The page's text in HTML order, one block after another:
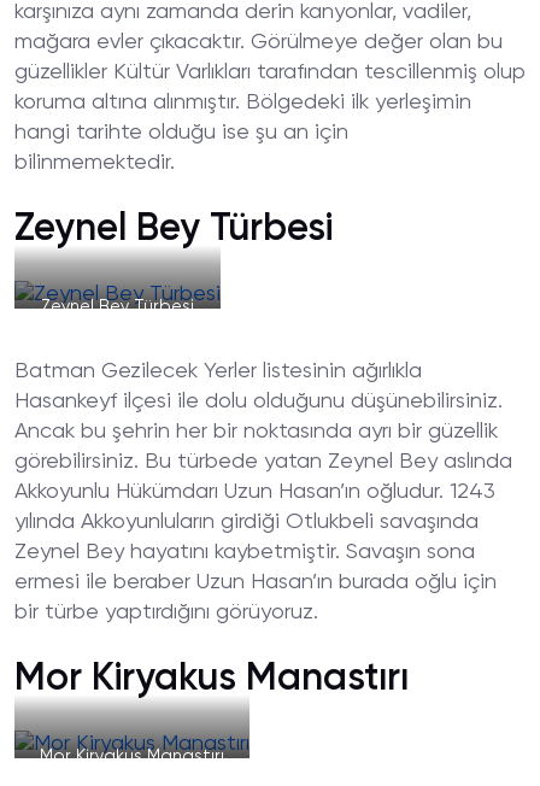
karşınıza aynı zamanda derin kanyonlar, vadiler,
mağara evler çıkacaktır. Görülmeye değer olan bu
güzellikler Kültür Varlıkları tarafından tescillenmiş olup
koruma altına alınmıştır. Bölgedeki ilk yerleşimin
hangi tarihte olduğu ise şu an için
bilinmemektedir.
Zeynel Bey Türbesi
Zeynel Bey Türbesi
Batman Gezilecek Yerler listesinin ağırlıkla
Hasankeyf ilçesi ile dolu olduğunu düşünebilirsiniz.
Ancak bu şehrin her bir noktasında ayrı bir güzellik
görebilirsiniz. Bu türbede yatan Zeynel Bey aslında
Akkoyunlu Hükümdarı Uzun Hasan’ın oğludur. 1243
yılında Akkoyunluların girdiği Otlukbeli savaşında
Zeynel Bey hayatını kaybetmiştir. Savaşın sona
ermesi ile beraber Uzun Hasan’ın burada oğlu için
bir türbe yaptırdığını görüyoruz.
Mor Kiryakus Manastırı
Mor Kiryakus Manastırı